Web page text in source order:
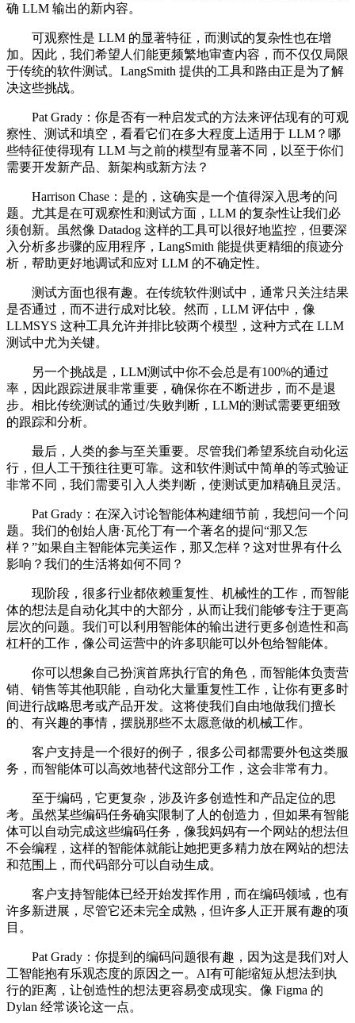
确 LLM 输出的新内容。
可观察性是 LLM 的显著特征，而测试的复杂性也在增
加。因此，我们希望人们能更频繁地审查内容，而不仅仅局限
于传统的软件测试。LangSmith 提供的工具和路由正是为了解
决这些挑战。
Pat Grady：你是否有一种启发式的方法来评估现有的可观
察性、测试和填空，看看它们在多大程度上适用于 LLM？哪
些特征使得现有 LLM 与之前的模型有显著不同，以至于你们
需要开发新产品、新架构或新方法？
Harrison Chase：是的，这确实是一个值得深入思考的问
题。尤其是在可观察性和测试方面，LLM 的复杂性让我们必
须创新。虽然像 Datadog 这样的工具可以很好地监控，但要深
入分析多步骤的应用程序，LangSmith 能提供更精细的痕迹分
析，帮助更好地调试和应对 LLM 的不确定性。
测试方面也很有趣。在传统软件测试中，通常只关注结果
是否通过，而不进行成对比较。然而，LLM 评估中，像
LLMSYS 这种工具允许并排比较两个模型，这种方式在 LLM
测试中尤为关键。
另一个挑战是，LLM测试中你不会总是有100%的通过
率，因此跟踪进展非常重要，确保你在不断进步，而不是退
步。相比传统测试的通过/失败判断，LLM的测试需要更细致
的跟踪和分析。
最后，人类的参与至关重要。尽管我们希望系统自动化运
行，但人工干预往往更可靠。这和软件测试中简单的等式验证
非常不同，我们需要引入人类判断，使测试更加精确且灵活。
Pat Grady：在深入讨论智能体构建细节前，我想问一个问
题。我们的创始人唐·瓦伦丁有一个著名的提问“那又怎
样？”如果自主智能体完美运作，那又怎样？这对世界有什么
影响？我们的生活将如何不同？
现阶段，很多行业都依赖重复性、机械性的工作，而智能
体的想法是自动化其中的大部分，从而让我们能够专注于更高
层次的问题。我们可以利用智能体的输出进行更多创造性和高
杠杆的工作，像公司运营中的许多职能可以外包给智能体。
你可以想象自己扮演首席执行官的角色，而智能体负责营
销、销售等其他职能，自动化大量重复性工作，让你有更多时
间进行战略思考或产品开发。这将使我们自由地做我们擅长
的、有兴趣的事情，摆脱那些不太愿意做的机械工作。
客户支持是一个很好的例子，很多公司都需要外包这类服
务，而智能体可以高效地替代这部分工作，这会非常有力。
至于编码，它更复杂，涉及许多创造性和产品定位的思
考。虽然某些编码任务确实限制了人的创造力，但如果有智能
体可以自动完成这些编码任务，像我妈妈有一个网站的想法但
不会编程，这样的智能体就能让她把更多精力放在网站的想法
和范围上，而代码部分可以自动生成。
客户支持智能体已经开始发挥作用，而在编码领域，也有
许多新进展，尽管它还未完全成熟，但许多人正开展有趣的项
目。
Pat Grady：你提到的编码问题很有趣，因为这是我们对人
工智能抱有乐观态度的原因之一。AI有可能缩短从想法到执
行的距离，让创造性的想法更容易变成现实。像 Figma 的
Dylan 经常谈论这一点。